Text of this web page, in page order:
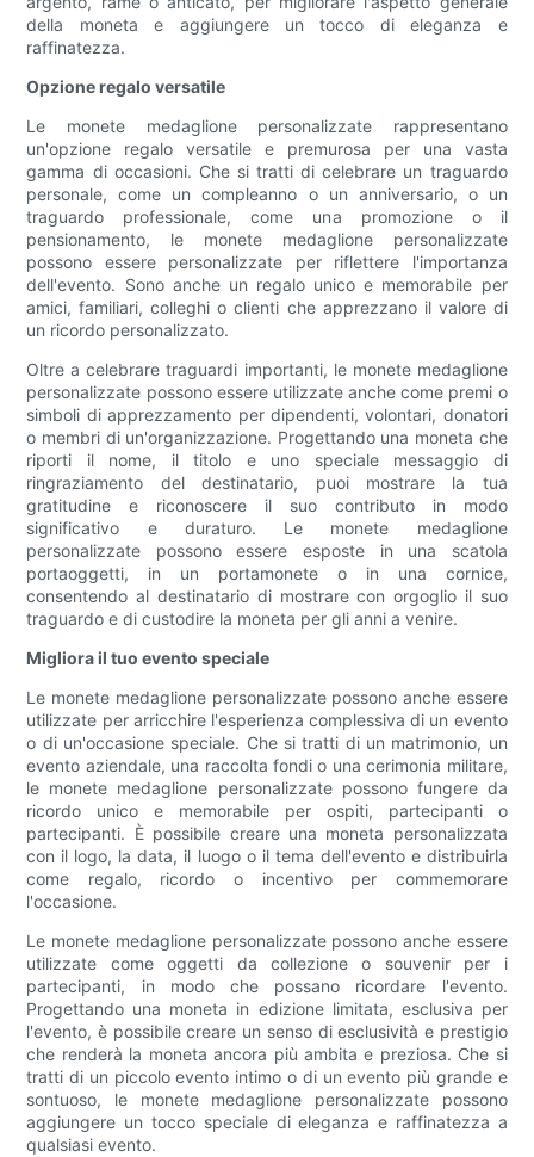
della moneta e aggiungere un tocco di eleganza e
raffinatezza.
Opzione regalo versatile
Le monete medaglione personalizzate rappresentano
un'opzione regalo versatile e premurosa per una vasta
gamma di occasioni. Che si tratti di celebrare un traguardo
personale, come un compleanno o un anniversario, o un
traguardo professionale, come una promozione o il
pensionamento, le monete medaglione personalizzate
possono essere personalizzate per riflettere l'importanza
dell'evento. Sono anche un regalo unico e memorabile per
amici, familiari, colleghi o clienti che apprezzano il valore di
un ricordo personalizzato.
Oltre a celebrare traguardi importanti, le monete medaglione
personalizzate possono essere utilizzate anche come premi o
simboli di apprezzamento per dipendenti, volontari, donatori
o membri di un'organizzazione. Progettando una moneta che
riporti il ​​nome, il titolo e uno speciale messaggio di
ringraziamento del destinatario, puoi mostrare la tua
gratitudine e riconoscere il suo contributo in modo
significativo e duraturo. Le monete medaglione
personalizzate possono essere esposte in una scatola
portaoggetti, in un portamonete o in una cornice,
consentendo al destinatario di mostrare con orgoglio il suo
traguardo e di custodire la moneta per gli anni a venire.
Migliora il tuo evento speciale
Le monete medaglione personalizzate possono anche essere
utilizzate per arricchire l'esperienza complessiva di un evento
o di un'occasione speciale. Che si tratti di un matrimonio, un
evento aziendale, una raccolta fondi o una cerimonia militare,
le monete medaglione personalizzate possono fungere da
ricordo unico e memorabile per ospiti, partecipanti o
partecipanti. È possibile creare una moneta personalizzata
con il logo, la data, il luogo o il tema dell'evento e distribuirla
come regalo, ricordo o incentivo per commemorare
l'occasione.
Le monete medaglione personalizzate possono anche essere
utilizzate come oggetti da collezione o souvenir per i
partecipanti, in modo che possano ricordare l'evento.
Progettando una moneta in edizione limitata, esclusiva per
l'evento, è possibile creare un senso di esclusività e prestigio
che renderà la moneta ancora più ambita e preziosa. Che si
tratti di un piccolo evento intimo o di un evento più grande e
sontuoso, le monete medaglione personalizzate possono
aggiungere un tocco speciale di eleganza e raffinatezza a
qualsiasi evento.